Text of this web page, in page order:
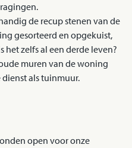
de recup stenen van de
gesorteerd en opgekuist,
het zelfs al een derde leven?
muren van de woning
als tuinmuur.
open voor onze